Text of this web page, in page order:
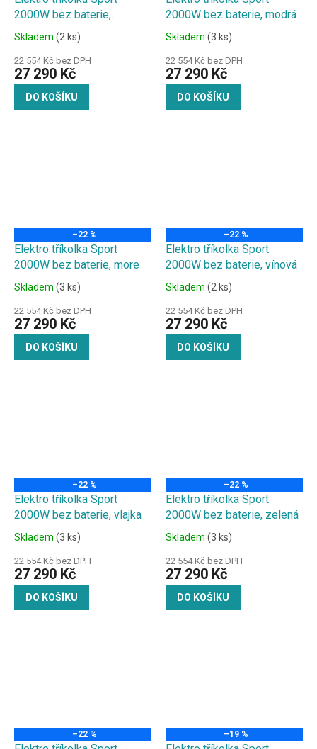
2000W bez baterie,
maskáč
Skladem (2 ks)
22 554 Kč bez DPH
27 290 Kč
DO KOŠÍKU
2000W bez baterie, modrá
Skladem (3 ks)
22 554 Kč bez DPH
27 290 Kč
DO KOŠÍKU
–22 %
Elektro tříkolka Sport
2000W bez baterie, more
Skladem (3 ks)
22 554 Kč bez DPH
27 290 Kč
DO KOŠÍKU
–22 %
Elektro tříkolka Sport
2000W bez baterie, vínová
Skladem (2 ks)
22 554 Kč bez DPH
27 290 Kč
DO KOŠÍKU
–22 %
Elektro tříkolka Sport
2000W bez baterie, vlajka
Skladem (3 ks)
22 554 Kč bez DPH
27 290 Kč
DO KOŠÍKU
–22 %
Elektro tříkolka Sport
2000W bez baterie, zelená
Skladem (3 ks)
22 554 Kč bez DPH
27 290 Kč
DO KOŠÍKU
–22 % –19 %